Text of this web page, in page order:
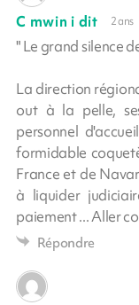
C mwin i dit 2 ans
" Le grand silence
La direction
out à la pelle,
personnel
formidable
France et de
à liquider
paiement ... Aller
Répondre